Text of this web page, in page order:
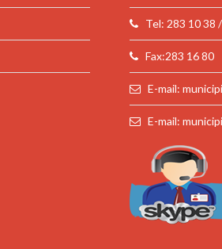
Tel: 283 10 38
Fax:283 16 80
E-mail:
E-mail: